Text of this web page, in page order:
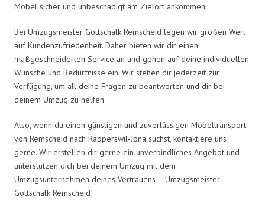
Möbel sicher und unbeschädigt am Zielort ankommen.
Bei Umzugsmeister Gottschalk Remscheid legen wir großen Wert
auf Kundenzufriedenheit. Daher bieten wir dir einen
maßgeschneiderten Service an und gehen auf deine individuellen
Wünsche und Bedürfnisse ein. Wir stehen dir jederzeit zur
Verfügung, um all deine Fragen zu beantworten und dir bei
deinem Umzug zu helfen.
Also, wenn du einen günstigen und zuverlässigen Möbeltransport
von Remscheid nach Rapperswil-Jona suchst, kontaktiere uns
gerne. Wir erstellen dir gerne ein unverbindliches Angebot und
unterstützen dich bei deinem Umzug mit dem
Umzugsunternehmen deines Vertrauens – Umzugsmeister
Gottschalk Remscheid!